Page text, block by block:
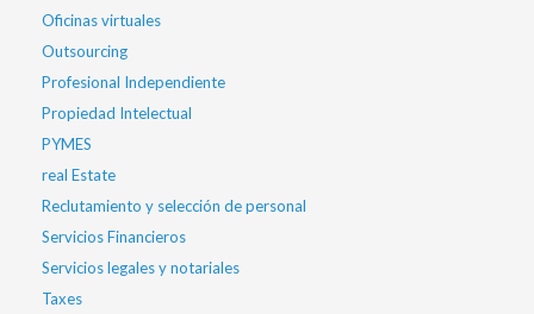
Oficinas virtuales
Outsourcing
Profesional Independiente
Propiedad Intelectual
PYMES
real Estate
Reclutamiento y selección de personal
Servicios Financieros
Servicios legales y notariales
Taxes